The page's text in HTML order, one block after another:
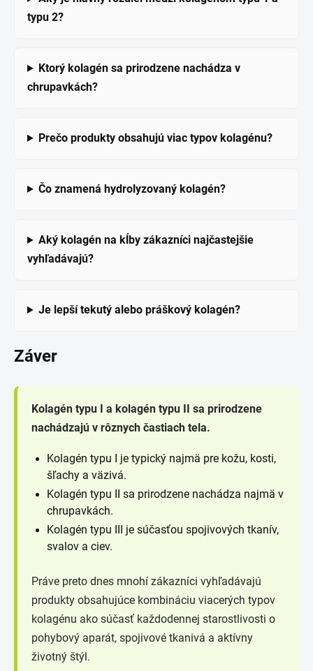
typu 2?
Ktorý kolagén sa prirodzene nachádza v
chrupavkách?
Prečo produkty obsahujú viac typov kolagénu?
Čo znamená hydrolyzovaný kolagén?
Aký kolagén na kĺby zákazníci najčastejšie
vyhľadávajú?
Je lepší tekutý alebo práškový kolagén?
Záver
Kolagén typu I a kolagén typu II sa prirodzene
nachádzajú v rôznych častiach tela.
Kolagén typu I je typický najmä pre kožu, kosti,
šľachy a väzivá.
Kolagén typu II sa prirodzene nachádza najmä v
chrupavkách.
Kolagén typu III je súčasťou spojivových tkanív,
svalov a ciev.
Práve preto dnes mnohí zákazníci vyhľadávajú
produkty obsahujúce kombináciu viacerých typov
kolagénu ako súčasť každodennej starostlivosti o
pohybový aparát, spojivové tkanivá a aktívny
životný štýl.